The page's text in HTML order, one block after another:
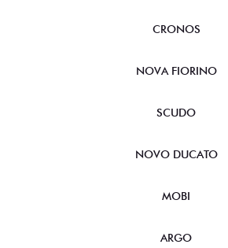
CRONOS
NOVA FIORINO
SCUDO
NOVO DUCATO
MOBI
ARGO